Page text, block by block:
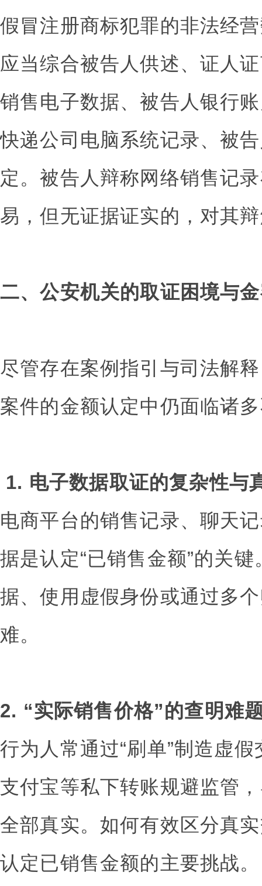
假冒注册商标犯罪的非法经
应当综合被告人供述、证人
销售电子数据、被告人银行
快递公司电脑系统记录、被
定。被告人辩称网络销售记
易，但无证据证实的，对其
二、公安机关的取证困境与
尽管存在案例指引与司法解
案件的金额认定中仍面临诸
1. 电子数据取证的复杂性与
电商平台的销售记录、聊天
据是认定“已销售金额”的关
据、使用虚假身份或通过多
难。
2. “实际销售价格”的查明难
行为人常通过“刷单”制造虚
支付宝等私下转账规避监管
全部真实。如何有效区分真
认定已销售金额的主要挑战。